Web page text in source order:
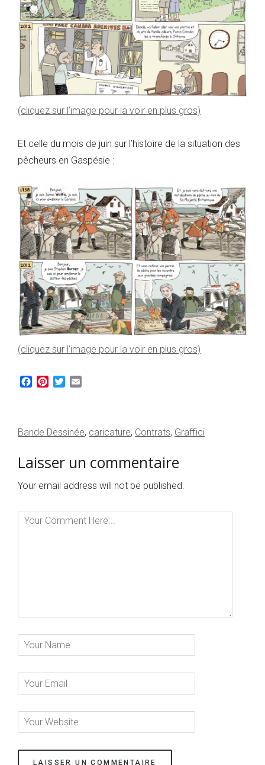
(cliquez sur l’image pour la voir en plus gros)
Et celle du mois de juin sur l’histoire de la situation des
pêcheurs en Gaspésie :
(cliquez sur l’image pour la voir en plus gros)
Facebook
PinterestTwitter
Bande Dessinée, caricature, Contrats, Graffici
Laisser un commentaire
Your email address will not be published.